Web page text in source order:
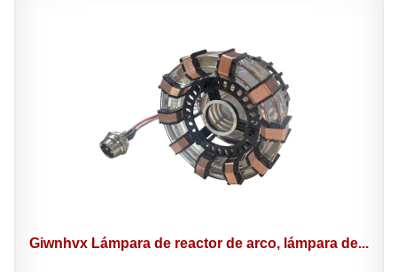
Giwnhvx Lámpara de reactor de arco, lámpara de...